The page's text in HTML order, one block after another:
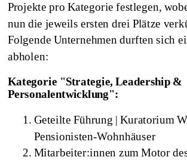
Projekte pro Kategorie festlegen,
nun die jeweils ersten drei Plätze
Folgende Unternehmen durften sich
abholen:
Kategorie "Strategie, Leadership &
Personalentwicklung":
Geteilte Führung | Kuratorium
Pensionisten-Wohnhäuser
Mitarbeiter:innen zum Motor